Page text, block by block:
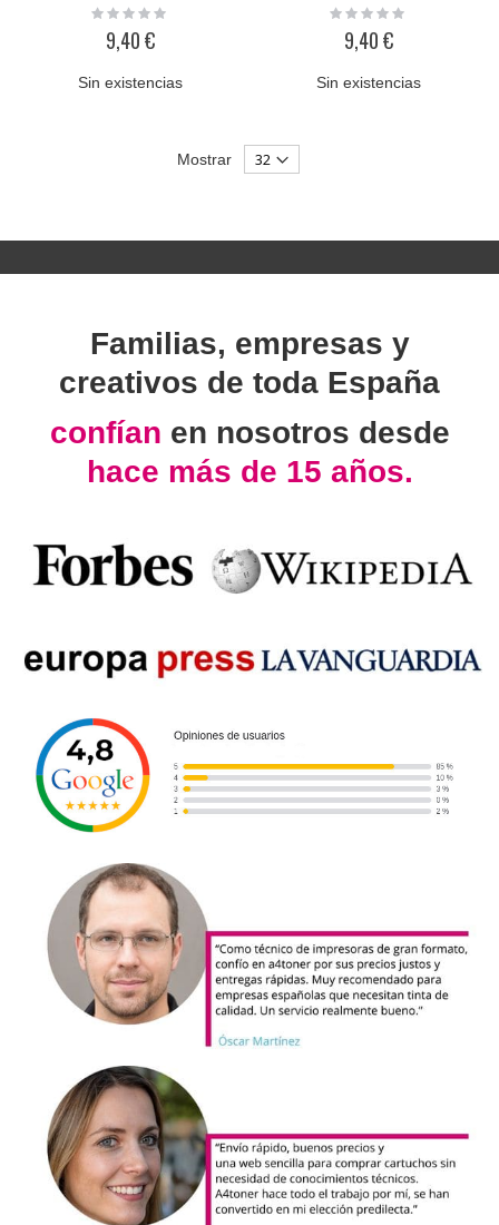
Rating:
9,40 €
Sin existencias
Rating:
9,40 €
Sin existencias
Mostrar
Familias, empresas y
creativos de toda España
confían en nosotros desde
hace más de 15 años.